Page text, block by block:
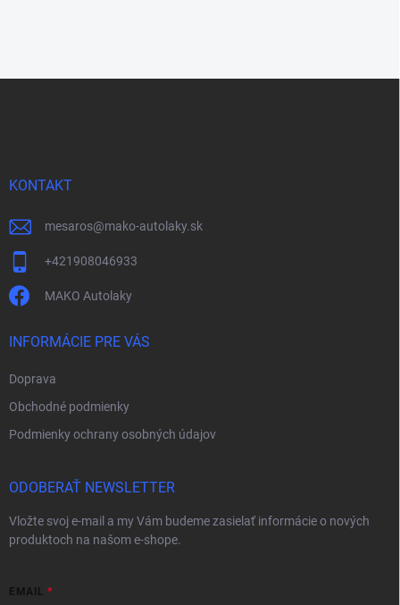
KONTAKT
mesaros@mako-autolaky.sk
+421908046933
MAKO Autolaky
INFORMÁCIE PRE VÁS
Doprava
Obchodné podmienky
Podmienky ochrany osobných údajov
ODOBERAŤ NEWSLETTER
Vložte svoj e-mail a my Vám budeme zasielať informácie o nových
produktoch na našom e-shope.
EMAIL